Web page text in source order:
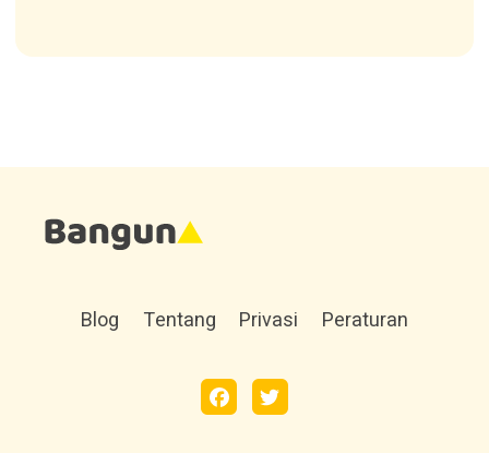
Blog Tentang Privasi Peraturan
facebooktwitter